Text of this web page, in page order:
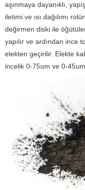
aşınmaya dayanıklı,
iletimi ve ısı dağılımı
değirmen diski ile
yapılır ve ardından ince
elekten geçirilir. Elekte
incelik 0-75um ve 0-45um